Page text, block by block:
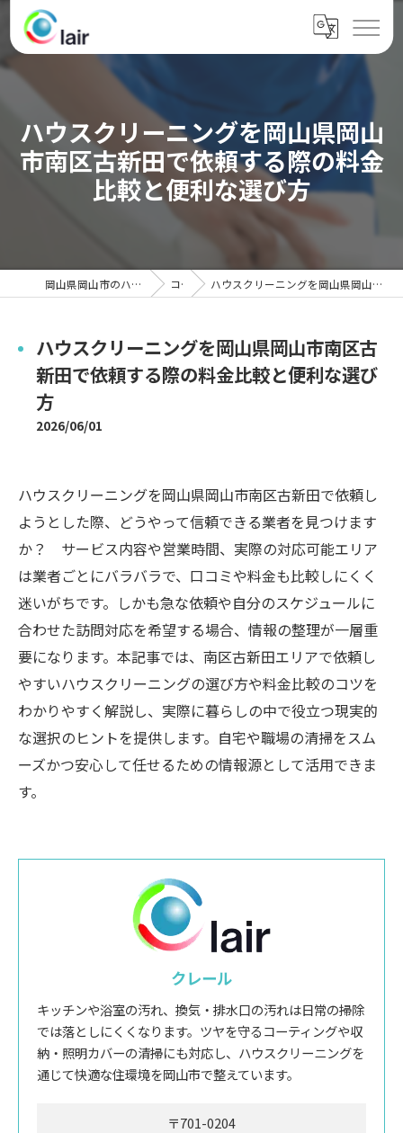
ハウスクリーニングを岡山県岡山
市南区古新田で依頼する際の料金
比較と便利な選び方
岡山県岡山市のハウスクリーニングならクレール コラム ハウスクリーニングを岡山県岡山市南区古新田で依頼する際の料金比較と便利な選び方
ハウスクリーニングを岡山県岡山市南区古
新田で依頼する際の料金比較と便利な選び
方
2026/06/01
ハウスクリーニングを岡山県岡山市南区古新田で依頼し
ようとした際、どうやって信頼できる業者を見つけます
か？ サービス内容や営業時間、実際の対応可能エリア
は業者ごとにバラバラで、口コミや料金も比較しにくく
迷いがちです。しかも急な依頼や自分のスケジュールに
合わせた訪問対応を希望する場合、情報の整理が一層重
要になります。本記事では、南区古新田エリアで依頼し
やすいハウスクリーニングの選び方や料金比較のコツを
わかりやすく解説し、実際に暮らしの中で役立つ現実的
な選択のヒントを提供します。自宅や職場の清掃をスム
ーズかつ安心して任せるための情報源として活用できま
す。
クレール
キッチンや浴室の汚れ、換気・排水口の汚れは日常の掃除
では落としにくくなります。ツヤを守るコーティングや収
納・照明カバーの清掃にも対応し、ハウスクリーニングを
通じて快適な住環境を岡山市で整えています。
〒701-0204